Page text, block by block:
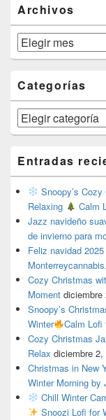
Archivos
Archivos
Categorías
Categorías
Entradas
Snoopy’s
Relaxing
Calm
Jazz navideño
de invierno para
Feliz navidad
Cozy Christmas
Moment diciembre
Snoopy’s
Winter
Calm Lofi
Cozy Christmas
Relax diciembre 2,
Christmas in New
Winter Morning by
Chill Winter
Snoozi Lofi for